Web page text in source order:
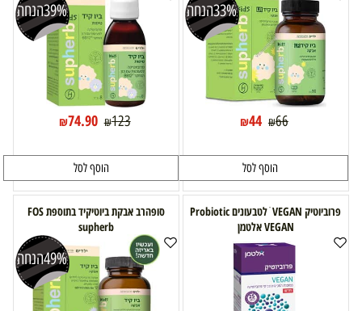
33%הנחה
₪66
₪44
הוסף לסל
39%הנחה
₪123
₪74.90
הוסף לסל
פרוביוטיק VEGAN ׁ לטבעונים Probiotic
VEGAN אלטמן
סופהרב אבקת ביוטיקיד בתוספת FOS
supherb
49%הנחה